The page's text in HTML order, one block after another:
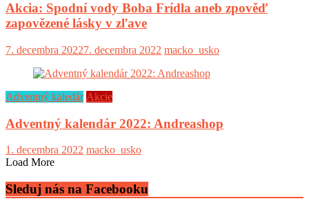
Akcia: Spodní vody Boba Frídla aneb zpověď
zapovězené lásky v zľave
7. decembra 20227. decembra 2022 macko_usko
Adventný kaledár Akcie
Adventný kalendár 2022: Andreashop
1. decembra 2022 macko_usko
Load More
Sleduj nás na Facebooku